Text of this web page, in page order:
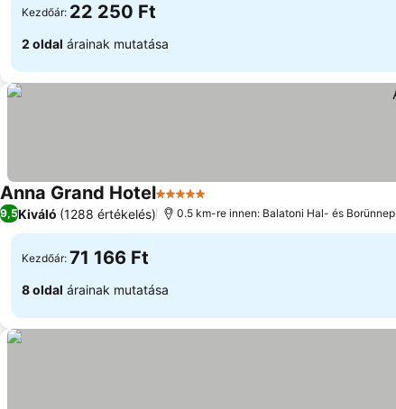
Kezdőár: 22 250 Ft
2 oldal árainak mutatása
Anna Grand Hotel5 Kategória
9,5Kiváló (1288 értékelés) 0.5 km-re innen: Balatoni Hal- és Borünnep
Kezdőár: 71 166 Ft
8 oldal árainak mutatása